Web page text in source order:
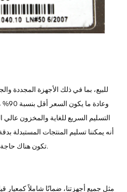
التسليم السريع للغاية والمخزون عالي
أنه يمكننا تسليم المنتجات المستبدلة
تكون هناك حاجة إليها، وتقليل وقت توقف الشبكة.